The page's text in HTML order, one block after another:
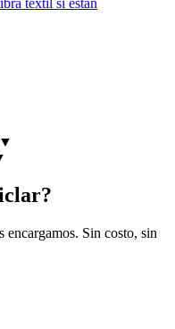
Sin costo, sin